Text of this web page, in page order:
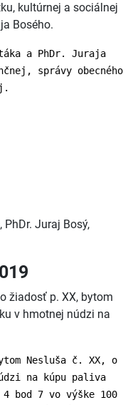
kultúrnej a sociálnej
Bosého.
a PhDr. Juraja
správy obecného
Juraj Bosý,
žiadosť p. XX, bytom
v hmotnej núdzi na
Nesluša č. XX, o
na kúpu paliva
bod 7 vo výške 100